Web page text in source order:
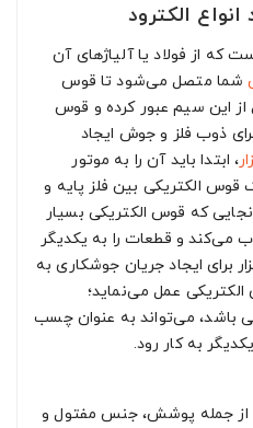
الکترود
که از فولاد یا آلیاژهای آن
شما متصل می‌شود تا قوس
از این سیم عبور کرده و قوس
ذوب فلز و جوش ایجاد
، ابتدا باید آن را به موتور
الکتریکی بین فلز پایه و
که قوس الکتریکی بسیار
می‌کند و قطعات را به یکدیگر
برای ایجاد جریان جوشکاری به
الکتریکی عمل می‌نماید؛
باشد، می‌تواند به عنوان چسب
به کار رود.
از جمله پوشش، جنس مفتول و